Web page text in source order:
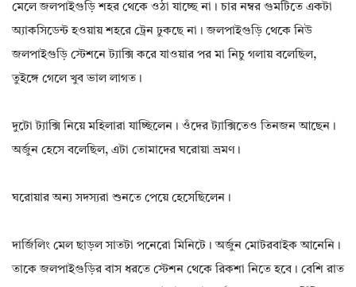
মেলে জলপাইগুড়ি শহর থেকে ওঠা যাচ্ছে না। চার নম্বর গুমটিতে একটা
অ্যাকসিডেন্ট হওয়ায় শহরে ট্রেন ঢুকছে না। জলপাইগুড়ি থেকে নিউ
জলপাইগুড়ি স্টেশনে ট্যাক্সি করে যাওয়ার পর মা নিচু গলায় বলেছিল,
তুইঙ্গে গেলে খুব ভাল লাগত।
দুটো ট্যাক্সি নিয়ে মহিলারা যাচ্ছিলেন। ওঁদের ট্যাক্সিতেও তিনজন আছেন।
অর্জুন হেসে বলেছিল, এটা তোমাদের ঘরোয়া ভ্রমণ।
ঘরোয়ার অন্য সদস্যরা শুনতে পেয়ে হেসেছিলেন।
দার্জিলিং মেল ছাড়ল সাতটা পনেরো মিনিটে। অর্জুন মোটরবাইক আনেনি।
তাকে জলপাইগুড়ির বাস ধরতে স্টেশন থেকে রিকশা নিতে হবে। বেশি রাত